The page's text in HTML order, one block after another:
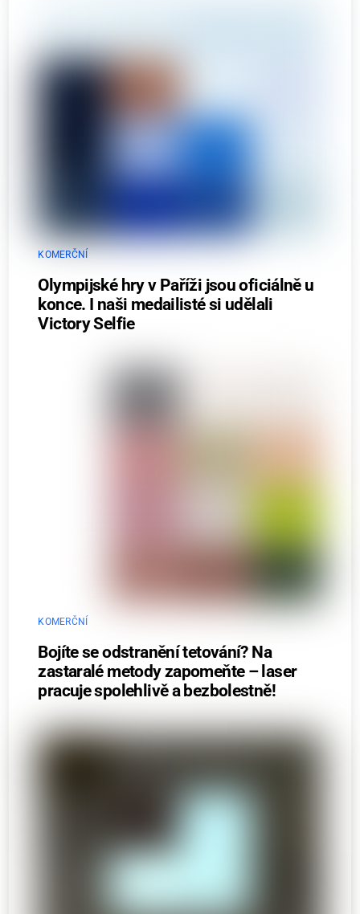
KOMERČNÍ
Olympijské hry v Paříži jsou oficiálně u
konce. I naši medailisté si udělali
Victory Selfie
KOMERČNÍ
Bojíte se odstranění tetování? Na
zastaralé metody zapomeňte – laser
pracuje spolehlivě a bezbolestně!